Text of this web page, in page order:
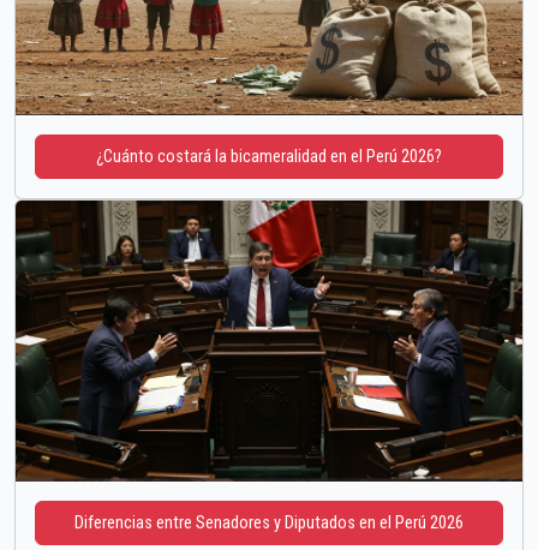
¿Cuánto costará la bicameralidad en el Perú 2026?
Diferencias entre Senadores y Diputados en el Perú 2026